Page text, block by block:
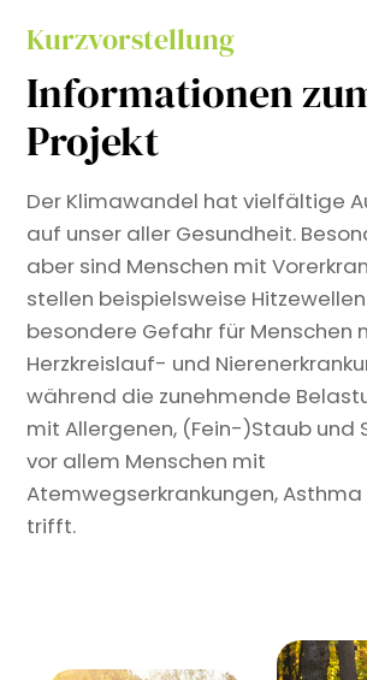
Kurzvorstellung
Informationen
Projekt
Der Klimawandel hat vielfältige
auf unser aller Gesundheit.
aber sind Menschen mit
stellen beispielsweise
besondere Gefahr für Menschen
Herzkreislauf- und
während die zunehmende
mit Allergenen, (Fein-)Staub und
vor allem Menschen mit
Atemwegserkrankungen,
trifft.